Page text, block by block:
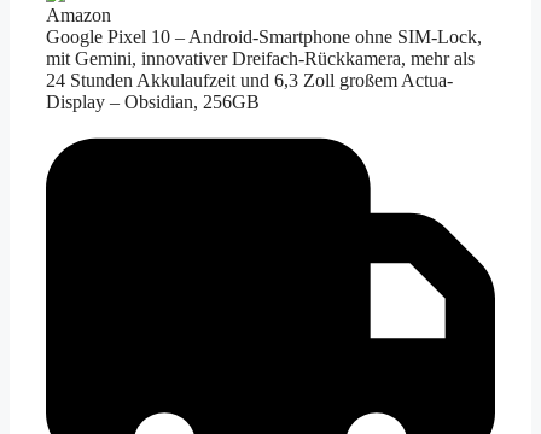
Amazon
Google Pixel 10 – Android-Smartphone ohne SIM-Lock,
mit Gemini, innovativer Dreifach-Rückkamera, mehr als
24 Stunden Akkulaufzeit und 6,3 Zoll großem Actua-
Display – Obsidian, 256GB